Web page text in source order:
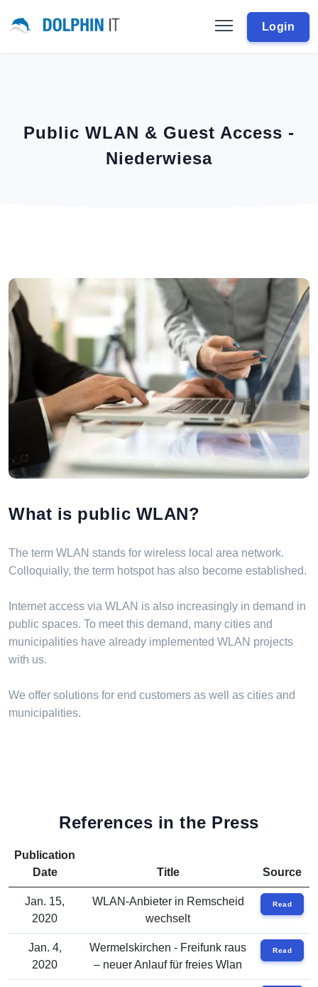
Login
Public WLAN & Guest Access -
Niederwiesa
What is public WLAN?
The term WLAN stands for wireless local area network.
Colloquially, the term hotspot has also become established.
Internet access via WLAN is also increasingly in demand in
public spaces. To meet this demand, many cities and
municipalities have already implemented WLAN projects
with us.
We offer solutions for end customers as well as cities and
municipalities.
References in the Press
Publication
Date
Title Source
Jan. 15,
2020
WLAN-Anbieter in Remscheid
wechselt
Read
Jan. 4,
2020
Wermelskirchen - Freifunk raus
– neuer Anlauf für freies Wlan
Read